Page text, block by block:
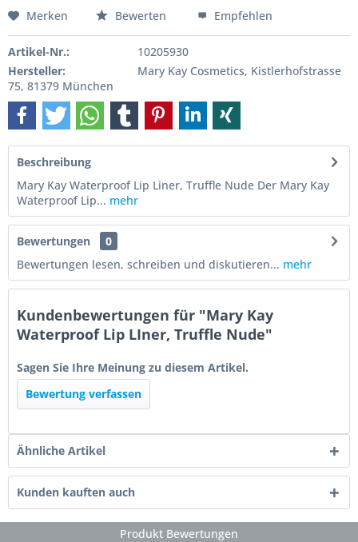
Merken Bewerten Empfehlen
Artikel-Nr.:
10205930
Hersteller:
Mary Kay Cosmetics, Kistlerhofstrasse
75, 81379 München
Beschreibung
Mary Kay Waterproof Lip Liner, Truffle Nude Der Mary Kay
Waterproof Lip... mehr
Bewertungen
0
Bewertungen lesen, schreiben und diskutieren... mehr
Kundenbewertungen für "Mary Kay
Waterproof Lip LIner, Truffle Nude"
Sagen Sie Ihre Meinung zu diesem Artikel.
Bewertung verfassen
Ähnliche Artikel
Kunden kauften auch
Produkt Bewertungen